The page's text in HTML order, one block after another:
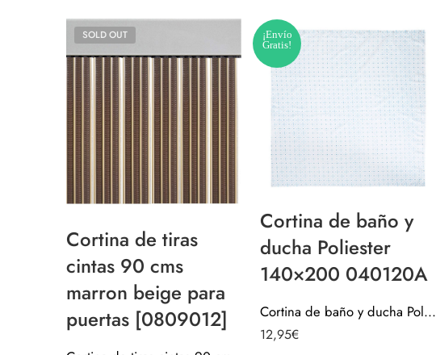
SOLD OUT
Cortina de tiras
cintas 90 cms
marron beige para
puertas [0809012]
¡Envío
Gratis!
Cortina de baño y
ducha Poliester
140×200 040120A
Cortina de baño y ducha Poliester 140×200 040120A
12,95€